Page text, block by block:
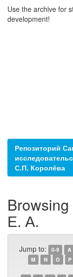
Use the archive for
development!
Репозиторий
С.П. Королёва
Е. А.
Jump to: 0-9 A
M
N O P